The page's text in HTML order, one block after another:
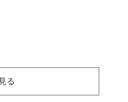
る